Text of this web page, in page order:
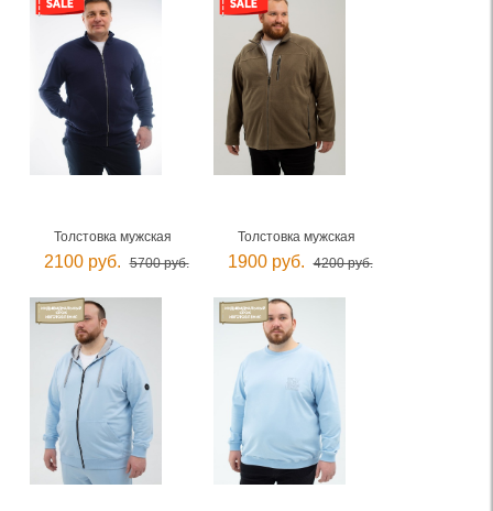
Толстовка мужская
2100 руб. 5700 руб.
Толстовка мужская
1900 руб. 4200 руб.